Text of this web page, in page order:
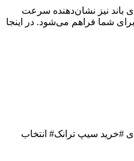
طور معمول 5 تماس همزمان دارید، به 5 پورت نیاز خواهید داشت. پهنای باند نیز نشان‌دهنده سرعت
برای شما فراهم می‌شود. در اینجا
#خرید سیپ ترانک# انتخاب